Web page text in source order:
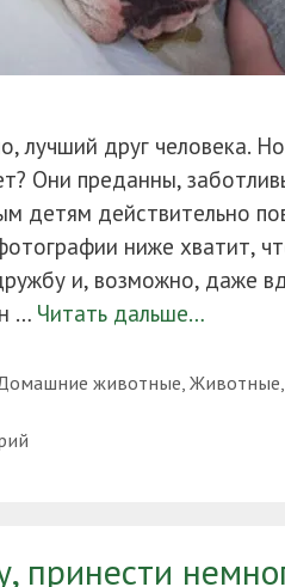
лучший друг человека.
Они преданны,
детям действительно
ниже хватит,
и, возможно, даже
… Читать дальше…
животные, Животные,
принести